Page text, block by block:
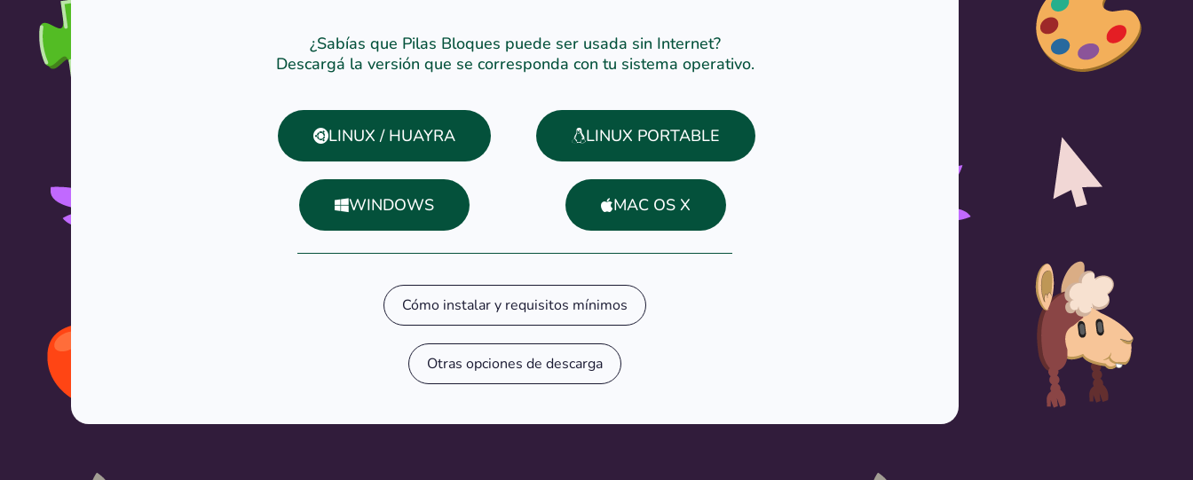
¿Sabías que Pilas Bloques puede ser usada sin Internet?
Descargá la versión que se corresponda con tu sistema operativo.
LINUX / HUAYRA
WINDOWS
LINUX PORTABLE
MAC OS X
Cómo instalar y requisitos mínimos
Otras opciones de descarga